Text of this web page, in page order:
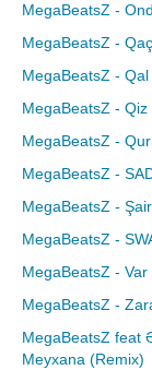
MegaBeatsZ -
MegaBeatsZ -
MegaBeatsZ -
MegaBeatsZ -
MegaBeatsZ -
MegaBeatsZ -
MegaBeatsZ -
MegaBeatsZ -
MegaBeatsZ - Var
MegaBeatsZ -
MegaBeatsZ feat
Meyxana (Remix)